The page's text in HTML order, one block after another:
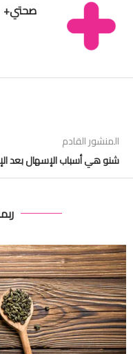
صحتي+
المنشور القادم
شنو هي أسباب الإسهال بعد